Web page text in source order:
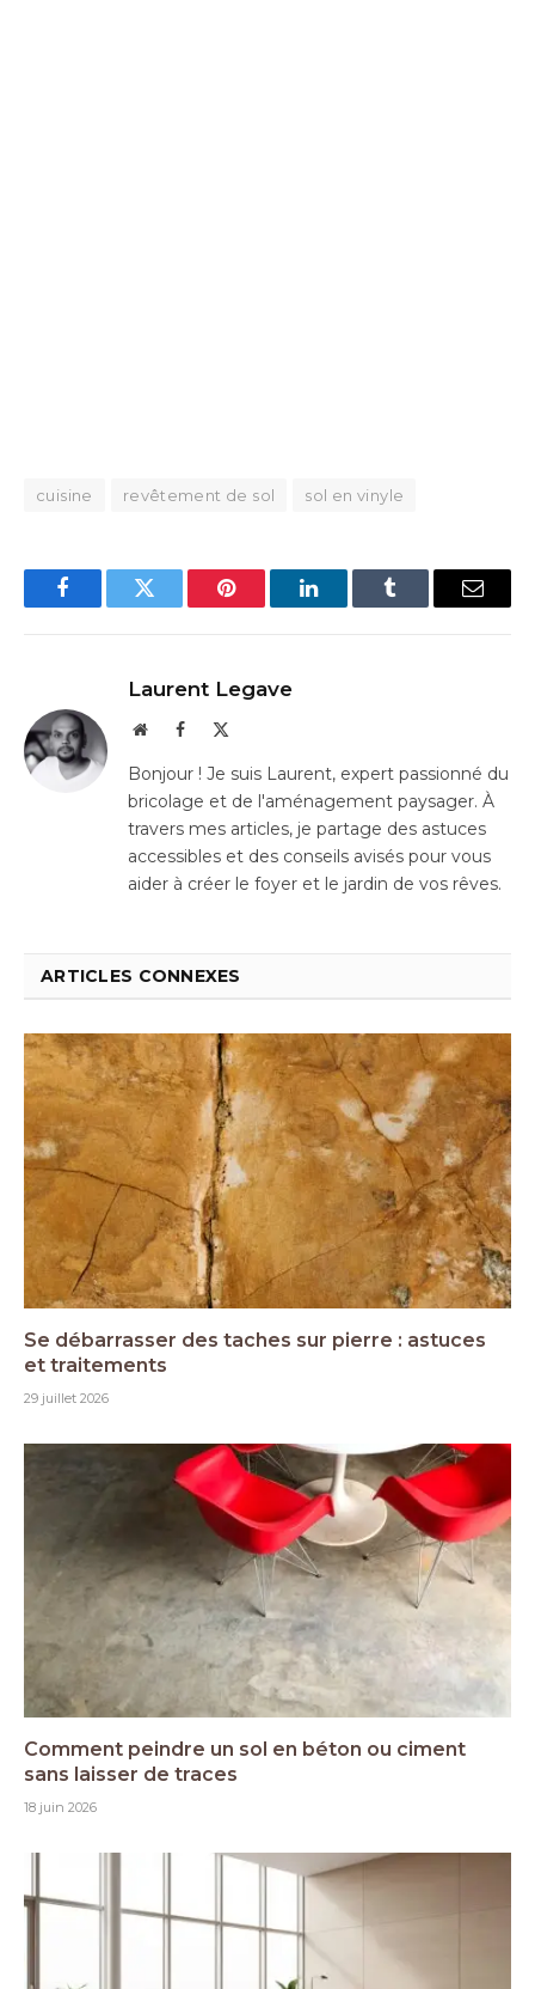
cuisine revêtement de sol sol en vinyle
FacebookTwitter Pinterest LinkedInTumblr Email
Laurent Legave
WebsiteFacebook
Bonjour ! Je suis Laurent, expert passionné du
bricolage et de l'aménagement paysager. À
travers mes articles, je partage des astuces
accessibles et des conseils avisés pour vous
aider à créer le foyer et le jardin de vos rêves.
ARTICLES CONNEXES
Se débarrasser des taches sur pierre : astuces
et traitements
29 juillet 2026
Comment peindre un sol en béton ou ciment
sans laisser de traces
18 juin 2026